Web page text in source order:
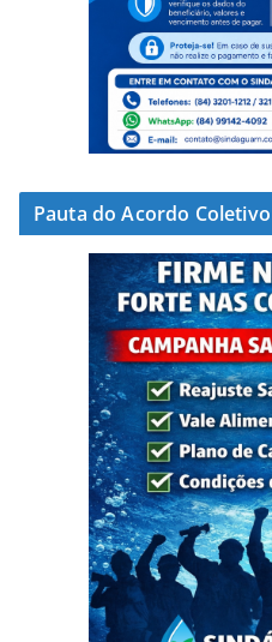
Pauta do Acordo